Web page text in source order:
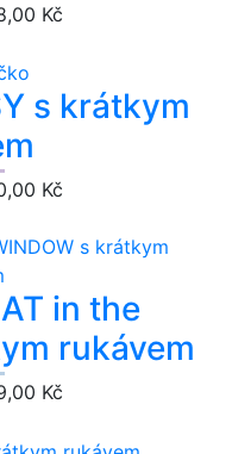
Kč
s krátkym
Kč
in the
rukávem
Kč